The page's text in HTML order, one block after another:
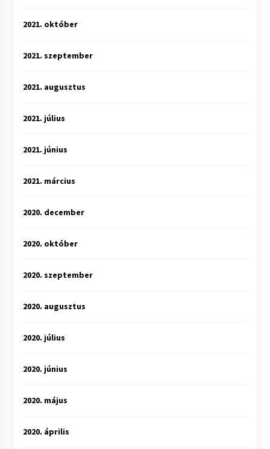
2021. október
2021. szeptember
2021. augusztus
2021. július
2021. június
2021. március
2020. december
2020. október
2020. szeptember
2020. augusztus
2020. július
2020. június
2020. május
2020. április